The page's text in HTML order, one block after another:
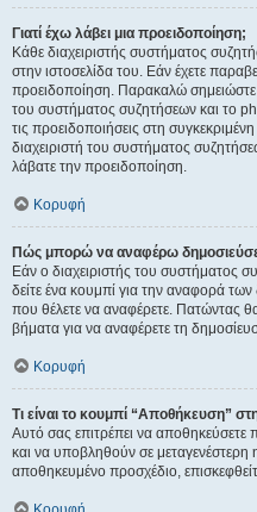
Γιατί έχω λάβει μια προειδοποίηση;
Κάθε διαχειριστής συστήματος
στην ιστοσελίδα του. Εάν έχετε
προειδοποίηση. Παρακαλώ σημειώστε
του συστήματος συζητήσεων και το
τις προειδοποιήσεις στη
διαχειριστή του συστήματος
λάβατε την προειδοποίηση.
Κορυφή
Πώς μπορώ να αναφέρω
Εάν ο διαχειριστής του συστήματος
δείτε ένα κουμπί για την αναφορά
που θέλετε να αναφέρετε. Πατώντας
βήματα για να αναφέρετε τη
Κορυφή
Τι είναι το κουμπί “Αποθήκευση”
Αυτό σας επιτρέπει να
και να υποβληθούν σε
αποθηκευμένο προσχέδιο,